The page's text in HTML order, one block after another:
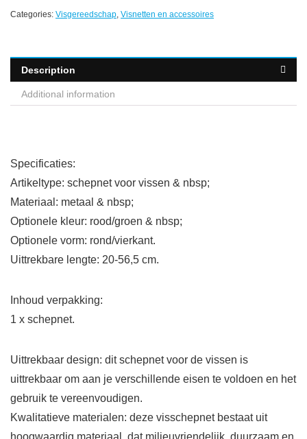
Categories: Visgereedschap, Visnetten en accessoires
Description
Additional information
Specificaties:
Artikeltype: schepnet voor vissen & nbsp;
Materiaal: metaal & nbsp;
Optionele kleur: rood/groen & nbsp;
Optionele vorm: rond/vierkant.
Uittrekbare lengte: 20-56,5 cm.
Inhoud verpakking:
1 x schepnet.
Uittrekbaar design: dit schepnet voor de vissen is
uittrekbaar om aan je verschillende eisen te voldoen en het
gebruik te vereenvoudigen.
Kwalitatieve materialen: deze visschepnet bestaat uit